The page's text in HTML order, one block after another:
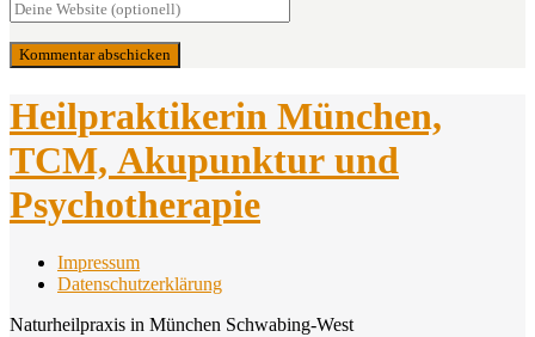
Heilpraktikerin München,
TCM, Akupunktur und
Psychotherapie
Impressum
Datenschutzerklärung
Naturheilpraxis in München Schwabing-West